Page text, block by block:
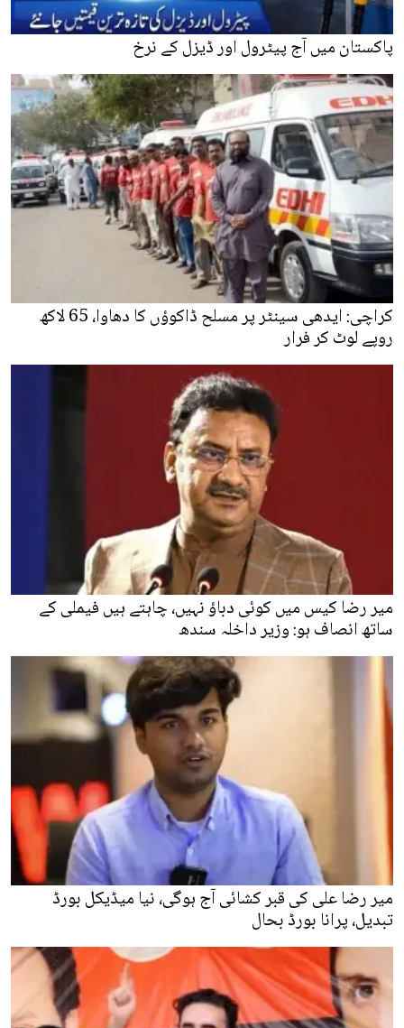
پاکستان میں آج پیٹرول اور ڈیزل کے نرخ
کراچی: ایدھی سینٹر پر مسلح ڈاکوؤں کا دھاوا، 65 لاکھ
روپے لوٹ کر فرار
میر رضا کیس میں کوئی دباؤ نہیں، چاہتے ہیں فیملی کے
ساتھ انصاف ہو: وزیر داخلہ سندھ
میر رضا علی کی قبر کشائی آج ہوگی، نیا میڈیکل بورڈ
تبدیل، پرانا بورڈ بحال